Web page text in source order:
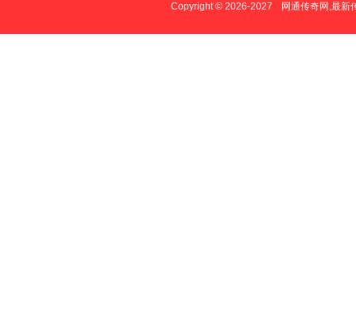
Copyright © 2026-2027 网通传奇网,最新